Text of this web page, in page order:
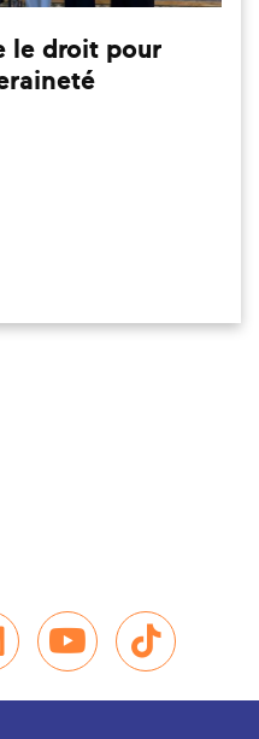
le droit pour
sur sur
retrouver
NousNous